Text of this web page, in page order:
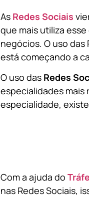
As Redes Sociais
que mais utiliza
negócios. O uso
está começando a
O uso das Redes
especialidades mais
especialidade,
Com a ajuda do
nas Redes Sociais,